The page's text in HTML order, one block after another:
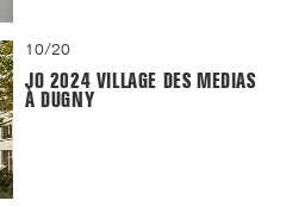
10/20
JO 2024 VILLAGE DES MEDIAS
À DUGNY